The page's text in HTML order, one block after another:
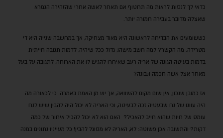
כדאי לך לנסות לראות מה תחטוף אם תאחר לאשה אחרי שהזהירה הגמרא
שאצלה מדובר בעבירה חמורה יותר.
כששומעים את הבדיחה לראשונה היא מאוד מצחיקה, אך במחשבה שנייה היא די
מטרידה. מה הקשר? למה חשב מישהו, גדול ככל שיהיה, לדמות תגובה חייתית
בדמות בעיטה הגונה של אריה רעב שאיחרו להגיש לו את הארוחה, לתגובה על בעל
מאחר אצל אשה חכמה ונבונה?
אז כמובן שנכון, אין שום מקום להשוואה, אך יש מן האמת באמרה. כי לכאורה מה
היה עוונו של נח שבעטיה זכה לבעיטה, וכי האריה לא יכול היה להבין שיש לנח
עומס של חיות שהוא חייב להאכיל? האם הוא לא יכול להכיל איחור של כמה
דקות? והתשובה אכן פשוטה: לא, האריה לא מסוגל להבין! כל מעייניו נתונים במנה